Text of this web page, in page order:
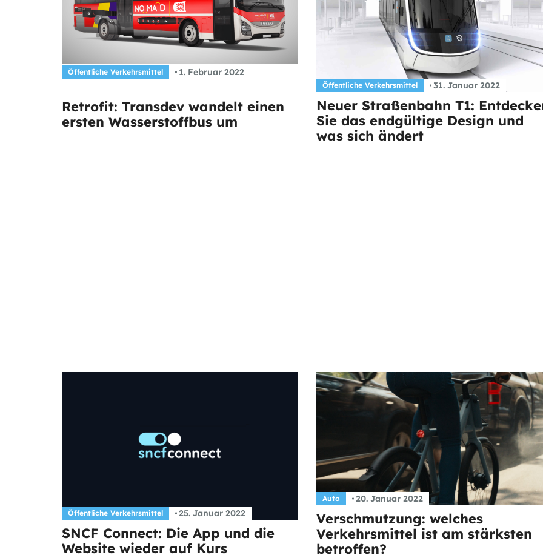
Öffentliche Verkehrsmittel 1. Februar 2022
Retrofit: Transdev wandelt einen
ersten Wasserstoffbus um
Öffentliche Verkehrsmittel 31. Januar 2022
Neuer Straßenbahn T1:
Sie das endgültige Design und
was sich ändert
Öffentliche Verkehrsmittel 25. Januar 2022
SNCF Connect: Die App und die
Website wieder auf Kurs
Auto 20. Januar 2022
Verschmutzung: welches
Verkehrsmittel ist am stärksten
betroffen?